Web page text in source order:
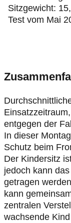
Sitzgewicht:
Test vom Mai
entgegen der
In dieser
Schutz beim
Der Kindersitz
jedoch kann
getragen
kann
zentralen
wachsende